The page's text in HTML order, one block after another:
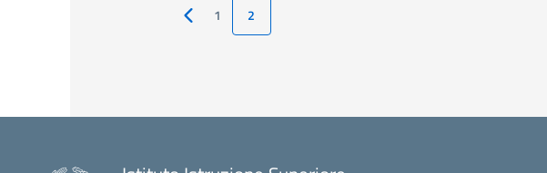
Pagina precedente
1 2